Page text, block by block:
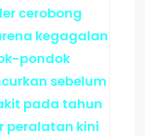
cerobong
kegagalan
pondok
sebelum
pada tahun
peralatan kini